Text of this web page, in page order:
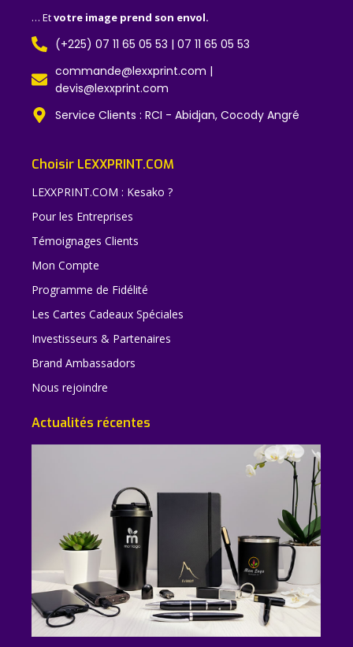
… Etvotre image prend son envol.
(+225) 07 11 65 05 53 | 07 11 65 05 53
commande@lexxprint.com |
devis@lexxprint.com
Service Clients : RCI - Abidjan, Cocody Angré
Choisir LEXXPRINT.COM
LEXXPRINT.COM : Kesako ?
Pour les Entreprises
Témoignages Clients
Mon Compte
Programme de Fidélité
Les Cartes Cadeaux Spéciales
Investisseurs & Partenaires
Brand Ambassadors
Nous rejoindre
Actualités récentes